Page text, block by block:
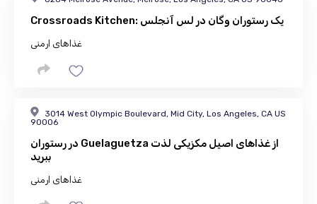
Crossroads Kitchen: یک رستوران وگان در لس آنجلس
غذاهای ارمنی
3014 West Olympic Boulevard, Mid City, Los Angeles, CA US
90006
در رستوران Guelaguetza از غذاهای اصیل مکزیکی لذت
ببرید
غذاهای ارمنی